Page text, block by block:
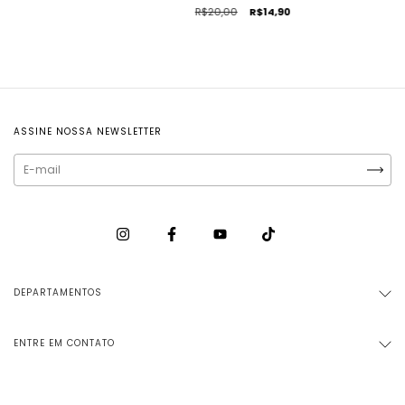
R$20,00 R$14,90
ASSINE NOSSA NEWSLETTER
DEPARTAMENTOS
ENTRE EM CONTATO